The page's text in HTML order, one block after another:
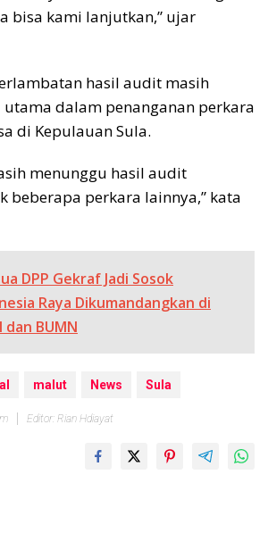
bisa kami lanjutkan,” ujar
hasil audit masih
dalam penanganan perkara
di Kepulauan Sula.
menunggu hasil audit
beberapa perkara lainnya,” kata
DPP Gekraf Jadi Sosok
Raya Dikumandangkan di
dan BUMN
malut News Sula
Editor: Rian Hdiayat